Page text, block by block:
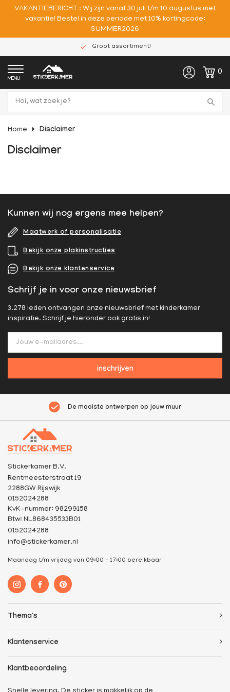
VAKANTIEBERICHT : Wij zijn vanaf 30 juli t/m 10 augustus met
vakantie! Bestel in deze periode met 10% kortingcode:
SUMMER2026
Groot assortiment!
MENU
0
Home Disclaimer
Disclaimer
Kunnen wij nog ergens mee helpen?
Maatwerk of personalisatie
Bekijk onze plakinstructies
Bekijk onze klantenservice
Schrijf je in voor onze nieuwsbrief
3.278 leden ontvangen onze nieuwsbrief met kinderkamer
inspiratie. Schrijf je hieronder ook gratis in!
inschrijven
De mooiste ontwerpen op jouw muur
Stickerkamer B.V.
Rentmeesterstraat 19
2288GW Rijswijk
0152024288
KvK-nummer: 98299158
Btw: NL868435533B01
0152024288
info@stickerkamer.nl
Maandag t/m vrijdag van 09:00 - 17:00 bereikbaar
Thema's
Klantenservice
Klantbeoordeling